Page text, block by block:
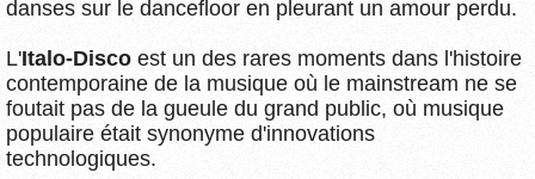
danses sur le dancefloor en pleurant un amour perdu.
L'Italo-Disco est un des rares moments dans l'histoire
contemporaine de la musique où le mainstream ne se
foutait pas de la gueule du grand public, où musique
populaire était synonyme d'innovations
technologiques.